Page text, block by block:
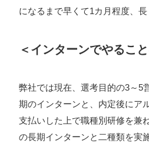
になるまで早くて1カ月程度、長
＜インターンでやるこ
弊社では現在、選考目的の3～5
期のインターンと、内定後にア
支払いした上で職種別研修を兼
の長期インターンと二種類を実